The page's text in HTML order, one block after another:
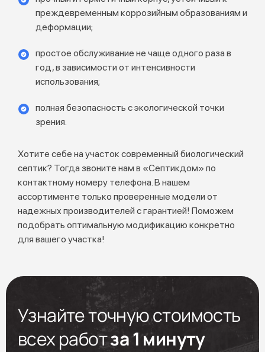
преждевременным коррозийным образованиям и
деформации;
простое обслуживание не чаще одного раза в
год, в зависимости от интенсивности
использования;
полная безопасность с экологической точки
зрения.
Хотите себе на участок современный биологический
септик? Тогда звоните нам в «Септикдом» по
контактному номеру телефона. В нашем
ассортименте только проверенные модели от
надежных производителей с гарантией! Поможем
подобрать оптимальную модификацию конкретно
для вашего участка!
Узнайте точную стоимость
всех работза 1 минуту